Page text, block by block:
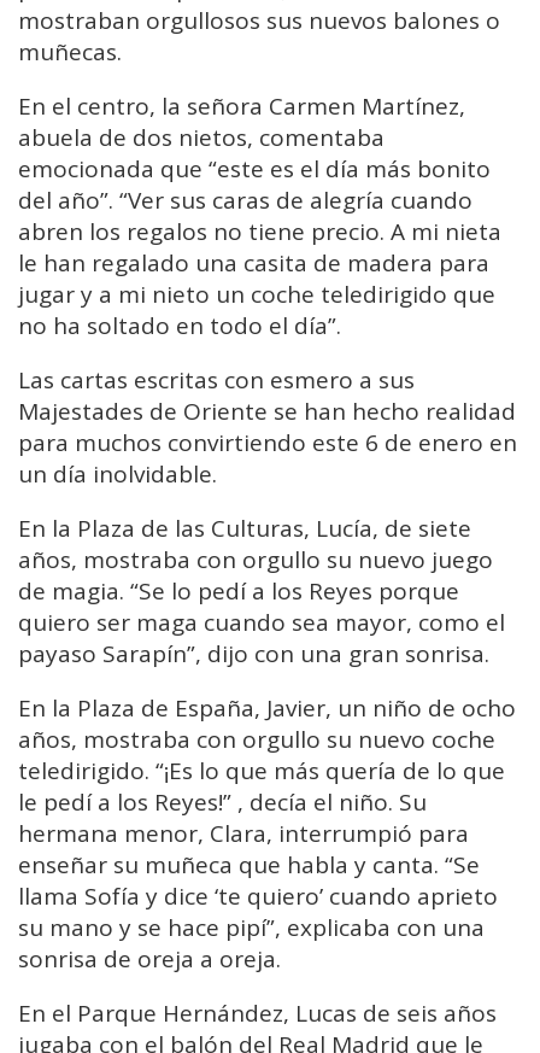
mostraban orgullosos sus nuevos balones o
muñecas.
En el centro, la señora Carmen Martínez,
abuela de dos nietos, comentaba
emocionada que “este es el día más bonito
del año”. “Ver sus caras de alegría cuando
abren los regalos no tiene precio. A mi nieta
le han regalado una casita de madera para
jugar y a mi nieto un coche teledirigido que
no ha soltado en todo el día”.
Las cartas escritas con esmero a sus
Majestades de Oriente se han hecho realidad
para muchos convirtiendo este 6 de enero en
un día inolvidable.
En la Plaza de las Culturas, Lucía, de siete
años, mostraba con orgullo su nuevo juego
de magia. “Se lo pedí a los Reyes porque
quiero ser maga cuando sea mayor, como el
payaso Sarapín”, dijo con una gran sonrisa.
En la Plaza de España, Javier, un niño de ocho
años, mostraba con orgullo su nuevo coche
teledirigido. “¡Es lo que más quería de lo que
le pedí a los Reyes!” , decía el niño. Su
hermana menor, Clara, interrumpió para
enseñar su muñeca que habla y canta. “Se
llama Sofía y dice ‘te quiero’ cuando aprieto
su mano y se hace pipí”, explicaba con una
sonrisa de oreja a oreja.
En el Parque Hernández, Lucas de seis años
jugaba con el balón del Real Madrid que le